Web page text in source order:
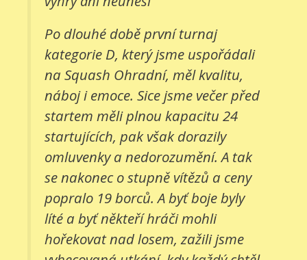
Po dlouhé době první turnaj
kategorie D, který jsme uspořádali
na Squash Ohradní, měl kvalitu,
náboj i emoce. Sice jsme večer před
startem měli plnou kapacitu 24
startujících, pak však dorazily
omluvenky a nedorozumění. A tak
se nakonec o stupně vítězů a ceny
popralo 19 borců. A byť boje byly
líté a byť někteří hráči mohli
hořekovat nad losem, zažili jsme